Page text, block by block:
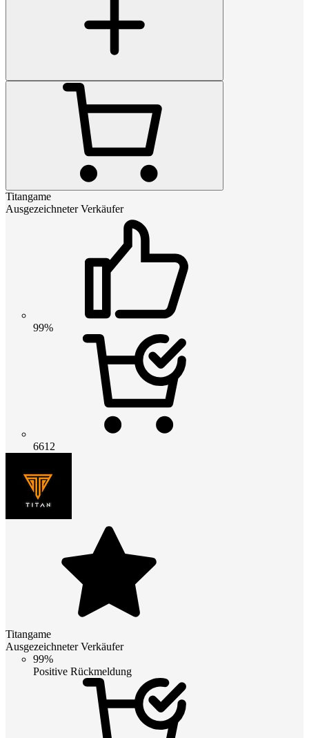
Titangame
Ausgezeichneter Verkäufer
99%
6612
Titangame
Ausgezeichneter Verkäufer
99%
Positive Rückmeldung